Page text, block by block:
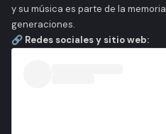
y su música es parte de la
generaciones.
🔗 Redes sociales y sitio web: